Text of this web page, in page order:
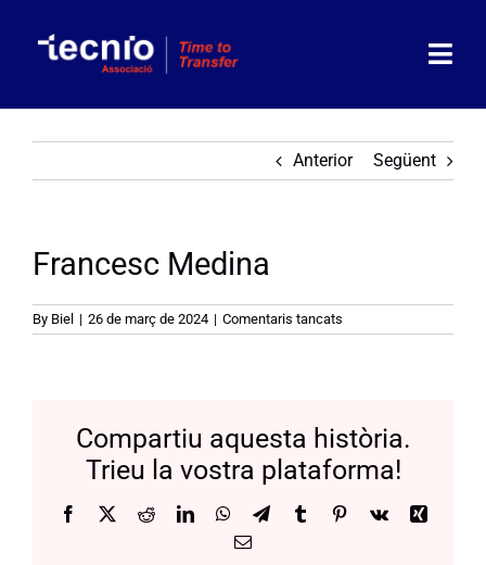
content
Partners
Actualitat
Contacte
Manifest
Anterior Següent
Francesc Medina
By Biel | 26 de març de 2024 | Comentaris tancats
Francesc
Compartiu aquesta història.
Trieu la vostra plataforma!
Facebook
X RedditLinkedInWhatsApp
TelegramTumblrPinterest
Vk
Xing
Email: